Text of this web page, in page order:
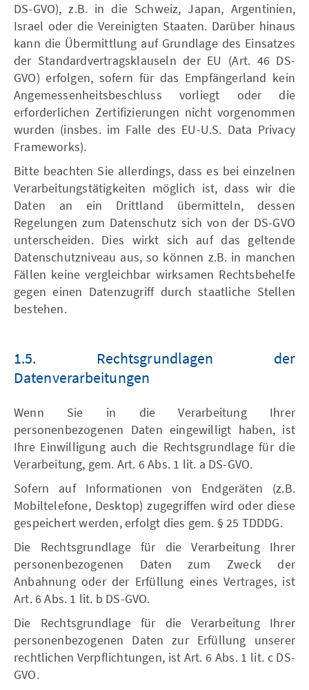
DS-GVO), z.B. in die Schweiz, Japan, Argentinien,
Israel oder die Vereinigten Staaten. Darüber hinaus
kann die Übermittlung auf Grundlage des Einsatzes
der Standardvertragsklauseln der EU (Art. 46 DS-
GVO) erfolgen, sofern für das Empfängerland kein
Angemessenheitsbeschluss vorliegt oder die
erforderlichen Zertifizierungen nicht vorgenommen
wurden (insbes. im Falle des EU-U.S. Data Privacy
Frameworks).
Bitte beachten Sie allerdings, dass es bei einzelnen
Verarbeitungstätigkeiten möglich ist, dass wir die
Daten an ein Drittland übermitteln, dessen
Regelungen zum Datenschutz sich von der DS-GVO
unterscheiden. Dies wirkt sich auf das geltende
Datenschutzniveau aus, so können z.B. in manchen
Fällen keine vergleichbar wirksamen Rechtsbehelfe
gegen einen Datenzugriff durch staatliche Stellen
bestehen.
1.5. Rechtsgrundlagen der
Datenverarbeitungen
Wenn Sie in die Verarbeitung Ihrer
personenbezogenen Daten eingewilligt haben, ist
Ihre Einwilligung auch die Rechtsgrundlage für die
Verarbeitung, gem. Art. 6 Abs. 1 lit. a DS-GVO.
Sofern auf Informationen von Endgeräten (z.B.
Mobiltelefone, Desktop) zugegriffen wird oder diese
gespeichert werden, erfolgt dies gem. § 25 TDDDG.
Die Rechtsgrundlage für die Verarbeitung Ihrer
personenbezogenen Daten zum Zweck der
Anbahnung oder der Erfüllung eines Vertrages, ist
Art. 6 Abs. 1 lit. b DS-GVO.
Die Rechtsgrundlage für die Verarbeitung Ihrer
personenbezogenen Daten zur Erfüllung unserer
rechtlichen Verpflichtungen, ist Art. 6 Abs. 1 lit. c DS-
GVO.